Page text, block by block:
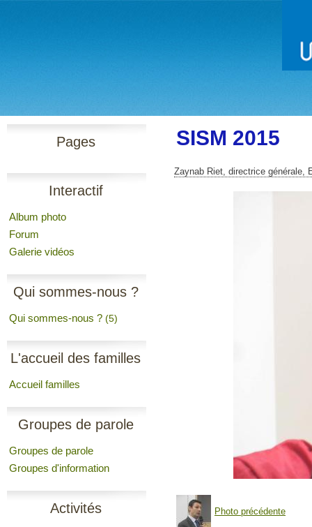
Pages
Interactif
Album photo
Forum
Galerie vidéos
Qui sommes-nous ?
Qui sommes-nous ? (5)
L'accueil des familles
Accueil familles
Groupes de parole
Groupes de parole
Groupes d'information
Activités
SISM 2015
Zaynab Riet, directrice générale,
Photo précédente